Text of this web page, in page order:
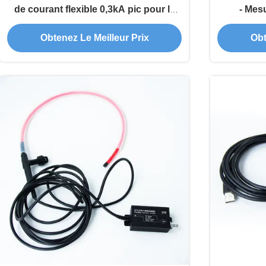
de courant flexible 0,3kA pic pour la
détection du courant éclair
Obtenez Le Meilleur Prix
-